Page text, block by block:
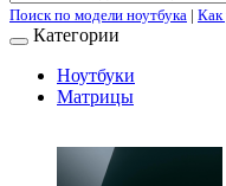
Поиск по модели ноутбука | Как
Категории
Ноутбуки
Матрицы